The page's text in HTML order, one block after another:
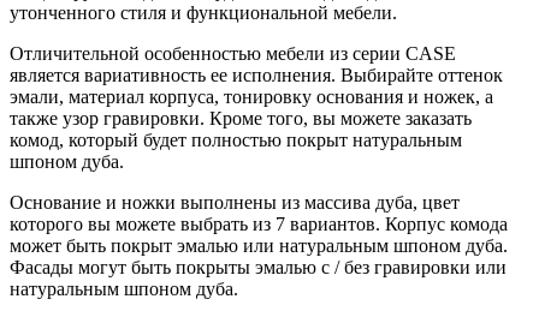
утонченного стиля и функциональной мебели.
Отличительной особенностью мебели из серии CASE
является вариативность ее исполнения. Выбирайте оттенок
эмали, материал корпуса, тонировку основания и ножек, а
также узор гравировки. Кроме того, вы можете заказать
комод, который будет полностью покрыт натуральным
шпоном дуба.
Основание и ножки выполнены из массива дуба, цвет
которого вы можете выбрать из 7 вариантов. Корпус комода
может быть покрыт эмалью или натуральным шпоном дуба.
Фасады могут быть покрыты эмалью с / без гравировки или
натуральным шпоном дуба.